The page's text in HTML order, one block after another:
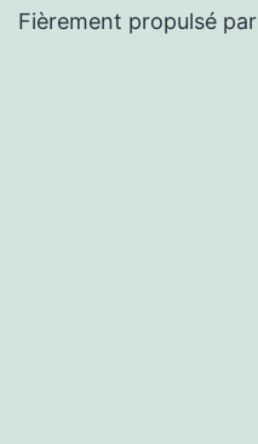
Fièrement propulsé par